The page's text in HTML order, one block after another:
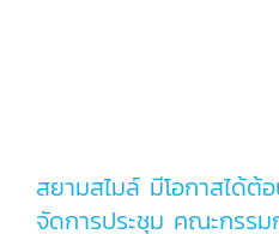
สยามสไมล์ มีโอกาสได้ต้อนรับคณะประชุม และ
จัดการประชุม คณะกรร